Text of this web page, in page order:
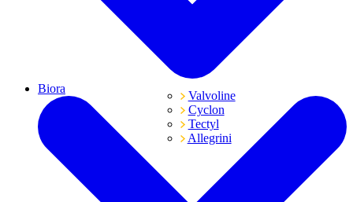
Valvoline
Cyclon
Tectyl
Allegrini
Biora